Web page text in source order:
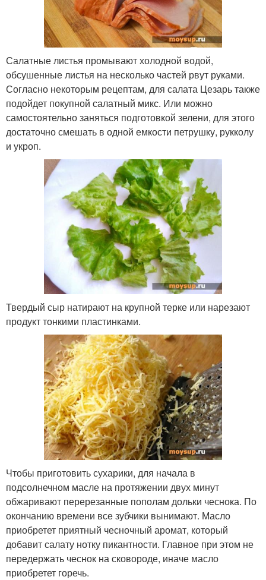
Салатные листья промывают холодной водой,
обсушенные листья на несколько частей рвут руками.
Согласно некоторым рецептам, для салата Цезарь также
подойдет покупной салатный микс. Или можно
самостоятельно заняться подготовкой зелени, для этого
достаточно смешать в одной емкости петрушку, рукколу
и укроп.
Твердый сыр натирают на крупной терке или нарезают
продукт тонкими пластинками.
Чтобы приготовить сухарики, для начала в
подсолнечном масле на протяжении двух минут
обжаривают перерезанные пополам дольки чеснока. По
окончанию времени все зубчики вынимают. Масло
приобретет приятный чесночный аромат, который
добавит салату нотку пикантности. Главное при этом не
передержать чеснок на сковороде, иначе масло
приобретет горечь.